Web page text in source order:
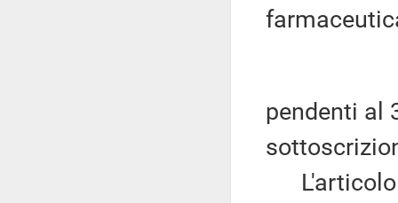
pendenti al
L'articolo